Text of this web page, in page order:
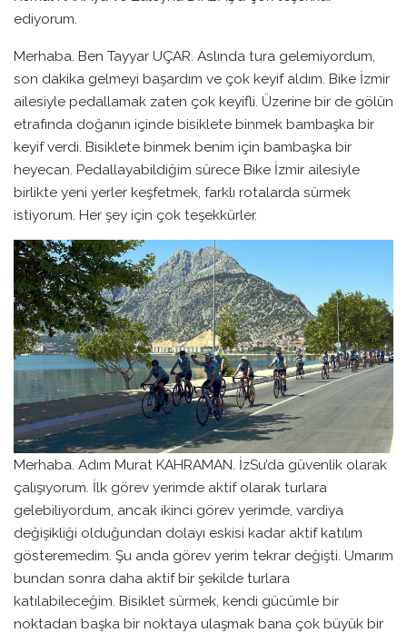
ediyorum.
Merhaba. Ben Tayyar UÇAR. Aslında tura gelemiyordum,
son dakika gelmeyi başardım ve çok keyif aldım. Bike İzmir
ailesiyle pedallamak zaten çok keyifli. Üzerine bir de gölün
etrafında doğanın içinde bisiklete binmek bambaşka bir
keyif verdi. Bisiklete binmek benim için bambaşka bir
heyecan. Pedallayabildiğim sürece Bike İzmir ailesiyle
birlikte yeni yerler keşfetmek, farklı rotalarda sürmek
istiyorum. Her şey için çok teşekkürler.
Merhaba. Adım Murat KAHRAMAN. İzSu’da güvenlik olarak
çalışıyorum. İlk görev yerimde aktif olarak turlara
gelebiliyordum, ancak ikinci görev yerimde, vardiya
değişikliği olduğundan dolayı eskisi kadar aktif katılım
gösteremedim. Şu anda görev yerim tekrar değişti. Umarım
bundan sonra daha aktif bir şekilde turlara
katılabileceğim. Bisiklet sürmek, kendi gücümle bir
noktadan başka bir noktaya ulaşmak bana çok büyük bir